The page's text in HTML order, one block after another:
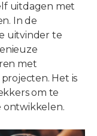
uitdagen met
In de
uitvinder te
met
Het is
om te
ontwikkelen.